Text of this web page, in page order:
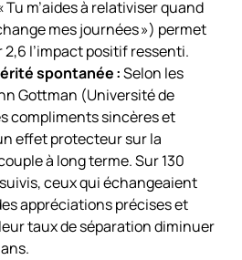
m’aides à relativiser quand
mes journées ») permet
l’impact positif ressenti.
spontanée :Selon les
Gottman (Université de
compliments sincères et
effet protecteur sur la
à long terme. Sur 130
ceux qui échangeaient
appréciations précises et
taux de séparation diminuer